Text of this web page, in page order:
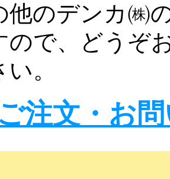
他のデンカ㈱
ので、どうぞ
。
ご注文・お